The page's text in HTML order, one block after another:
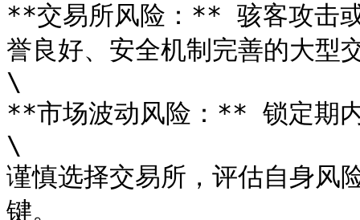
**交易所风险：** 骇客攻击
誉良好、安全机制完善的大型
\
**市场波动风险：** 锁定期
\
谨慎选择交易所，评估自身风
键。